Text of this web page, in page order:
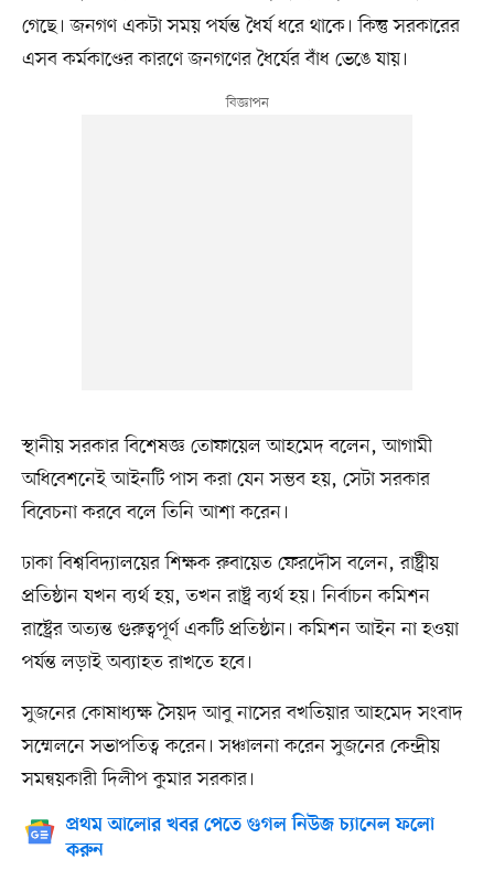
গেছে। জনগণ একটা সময় পর্যন্ত ধৈর্য ধরে থাকে। কিন্তু সরকারের
এসব কর্মকাণ্ডের কারণে জনগণের ধৈর্যের বাঁধ ভেঙে যায়।
স্থানীয় সরকার বিশেষজ্ঞ তোফায়েল আহমেদ বলেন, আগামী
অধিবেশনেই আইনটি পাস করা যেন সম্ভব হয়, সেটা সরকার
বিবেচনা করবে বলে তিনি আশা করেন।
ঢাকা বিশ্ববিদ্যালয়ের শিক্ষক রুবায়েত ফেরদৌস বলেন, রাষ্ট্রীয়
প্রতিষ্ঠান যখন ব্যর্থ হয়, তখন রাষ্ট্র ব্যর্থ হয়। নির্বাচন কমিশন
রাষ্ট্রের অত্যন্ত গুরুত্বপূর্ণ একটি প্রতিষ্ঠান। কমিশন আইন না হওয়া
পর্যন্ত লড়াই অব্যাহত রাখতে হবে।
সুজনের কোষাধ্যক্ষ সৈয়দ আবু নাসের বখতিয়ার আহমেদ সংবাদ
সম্মেলনে সভাপতিত্ব করেন। সঞ্চালনা করেন সুজনের কেন্দ্রীয়
সমন্বয়কারী দিলীপ কুমার সরকার।
প্রথম আলোর খবর পেতে গুগল নিউজ চ্যানেল ফলো
করুন